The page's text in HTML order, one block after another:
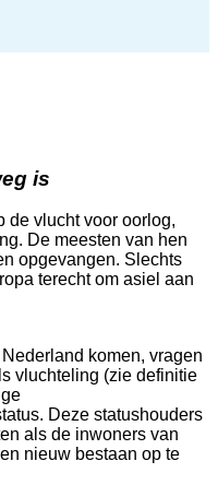
is
de vlucht voor oorlog,
De meesten van hen
opgevangen. Slechts
terecht om asiel aan
komen, vragen
vluchteling (zie definitie
Deze statushouders
als de inwoners van
nieuw bestaan op te